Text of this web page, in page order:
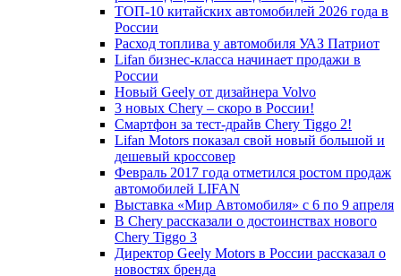
ТОП-10 китайских автомобилей 2026 года в
России
Расход топлива у автомобиля УАЗ Патриот
Lifan бизнес-класса начинает продажи в
России
Новый Geely от дизайнера Volvo
3 новых Chery – скоро в России!
Смартфон за тест-драйв Chery Tiggo 2!
Lifan Motors показал свой новый большой и
дешевый кроссовер
Февраль 2017 года отметился ростом продаж
автомобилей LIFAN
Выставка «Мир Автомобиля» с 6 по 9 апреля
В Chery рассказали о достоинствах нового
Chery Tiggo 3
Директор Geely Motors в России рассказал о
новостях бренда